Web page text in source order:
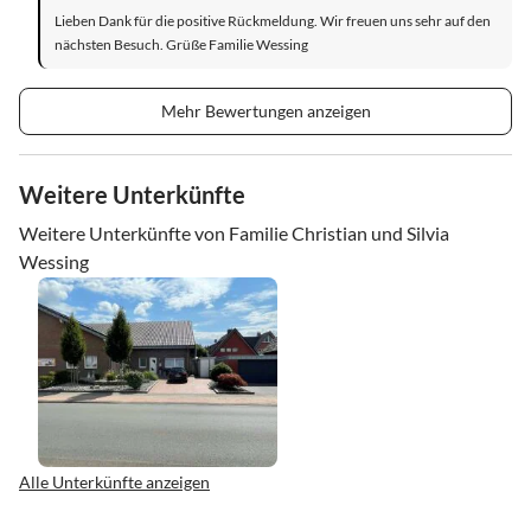
Lieben Dank für die positive Rückmeldung. Wir freuen uns sehr auf den
nächsten Besuch. Grüße Familie Wessing
Mehr Bewertungen anzeigen
Weitere Unterkünfte
Weitere Unterkünfte von Familie Christian und Silvia
Wessing
Alle Unterkünfte anzeigen